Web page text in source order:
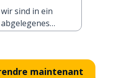
isolé
wir sind in ein
abgelegenes
maintenant